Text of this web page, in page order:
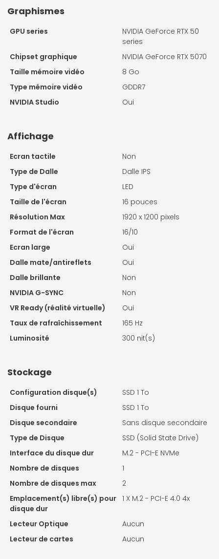
Graphismes
GPU series
NVIDIA GeForce RTX 50
series
Chipset graphique
NVIDIA GeForce RTX 5070
Taille mémoire vidéo
8 Go
Type mémoire vidéo
GDDR7
NVIDIA Studio
Oui
Affichage
Ecran tactile
Non
Type de Dalle
Dalle IPS
Type d'écran
LED
Taille de l'écran
16 pouces
Résolution Max
1920 x 1200 pixels
Format de l'écran
16/10
Ecran large
Oui
Dalle mate/antireflets
Oui
Dalle brillante
Non
NVIDIA G-SYNC
Non
VR Ready (réalité virtuelle)
Oui
Taux de rafraîchissement
165 Hz
Luminosité
300 nit(s)
Stockage
Configuration disque(s)
SSD 1 To
Disque fourni
SSD 1 To
Disque secondaire
Sans disque secondaire
Type de Disque
SSD (Solid State Drive)
Interface du disque dur
M.2 - PCI-E NVMe
Nombre de disques
1
Nombre de disques max
2
Emplacement(s) libre(s) pour
disque dur
1 X M.2 - PCI-E 4.0 4x
Lecteur Optique
Aucun
Lecteur de cartes
Aucun